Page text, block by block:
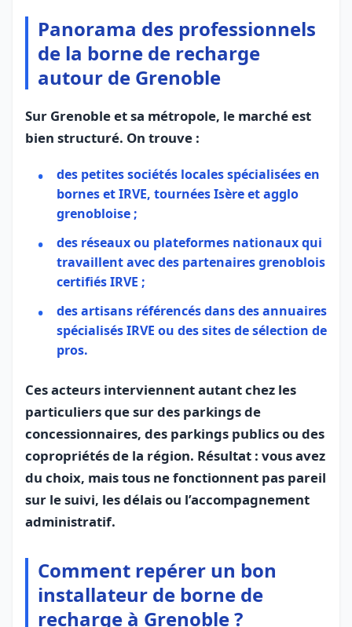
Panorama des professionnels
de la borne de recharge
autour de Grenoble
Sur Grenoble et sa métropole, le marché est
bien structuré. On trouve :
des petites sociétés locales spécialisées en
bornes et IRVE, tournées Isère et agglo
grenobloise ;
des réseaux ou plateformes nationaux qui
travaillent avec des partenaires grenoblois
certifiés IRVE ;
des artisans référencés dans des annuaires
spécialisés IRVE ou des sites de sélection de
pros.
Ces acteurs interviennent autant chez les
particuliers que sur des parkings de
concessionnaires, des parkings publics ou des
copropriétés de la région. Résultat : vous avez
du choix, mais tous ne fonctionnent pas pareil
sur le suivi, les délais ou l’accompagnement
administratif.
Comment repérer un bon
installateur de borne de
recharge à Grenoble ?